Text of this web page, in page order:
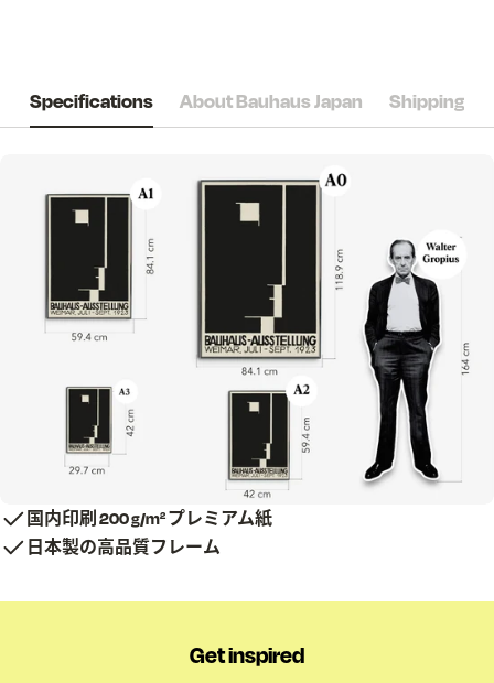
Specifications About Bauhaus Japan Shipping
国内印刷 200 g/m² プレミアム紙
日本製の高品質フレーム
Get inspired